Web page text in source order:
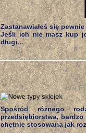
Zastanawiałeś się
Jeśli ich nie masz kup
długi...
Spośród różnego
przedsiębiorstwa,
chętnie stosowana jak